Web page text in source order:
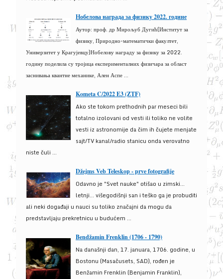
Нобелова награда за физику 2022. године
Аутор: проф. др Мирољуб Дугић(Институт за
физику, Природно-математички факултет,
Универзитет у Крагујевцу)Нобелову награду за физику за 2022.
годину поделила су тројица експерименталних физичара за област
заснивања квантне механике, Ален Аспе ...
Kometa C/2022 E3 (ZTF)
Ako ste tokom prethodnih par meseci bili
totalno izolovani od vesti ili toliko ne volite
vesti iz astronomije da čim ih čujete menjate
sajt/TV kanal/radio stanicu onda verovatno
niste čuli ...
Džejms Veb Teleskop - prve fotografije
Odavno je "Svet nauke" otišao u zimski...
letnji... višegodišnji san i teško ga je probuditi
ali neki događaji u nauci su toliko značajni da mogu da
predstavljaju prekretnicu u budućem ...
Bendžamin Frenklin (1706 - 1790)
Na današnji dan, 17. januara, 1706. godine, u
Bostonu (Masačusets, SAD), rođen je
Benžamin Frenklin (Benjamin Franklin),